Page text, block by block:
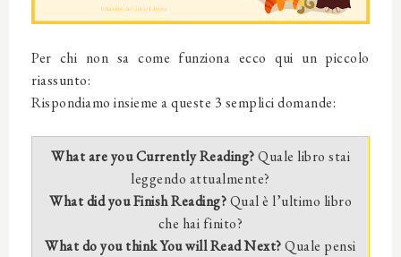
Per chi non sa come funziona ecco qui un piccolo
riassunto:
Rispondiamo insieme a queste 3 semplici domande:
What are you Currently Reading?Quale libro stai
leggendo attualmente?
What did you Finish Reading?Qual è l’ultimo libro
che hai finito?
What do you think You will Read Next?Quale pensi